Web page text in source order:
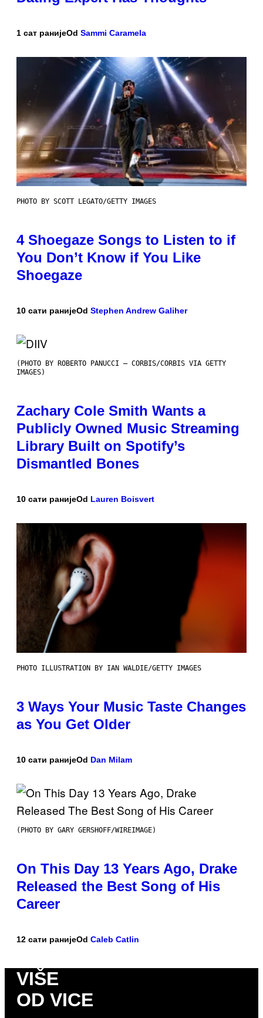
1 сат ранијеOd Sammi Caramela
PHOTO BY SCOTT LEGATO/GETTY IMAGES
4 Shoegaze Songs to Listen to if
You Don’t Know if You Like
Shoegaze
10 сати ранијеOd Stephen Andrew Galiher
(PHOTO BY ROBERTO PANUCCI – CORBIS/CORBIS VIA GETTY
IMAGES)
Zachary Cole Smith Wants a
Publicly Owned Music Streaming
Library Built on Spotify’s
Dismantled Bones
10 сати ранијеOd Lauren Boisvert
PHOTO ILLUSTRATION BY IAN WALDIE/GETTY IMAGES
3 Ways Your Music Taste Changes
as You Get Older
10 сати ранијеOd Dan Milam
(PHOTO BY GARY GERSHOFF/WIREIMAGE)
On This Day 13 Years Ago, Drake
Released the Best Song of His
Career
12 сати ранијеOd Caleb Catlin
VIŠE
OD VICE